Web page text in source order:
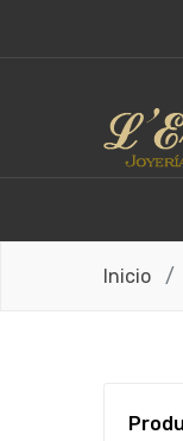
Inicio